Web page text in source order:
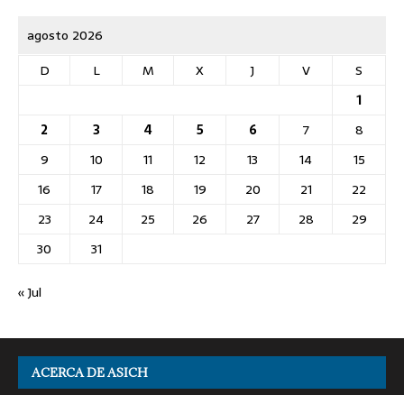
agosto 2026
D
L M X J V
S
1
2
3 4 5 6 7
8
9
10 11 12 13 14
15
16
17 18 19 20 21
22
23
24 25 26 27 28
29
30
31
« Jul
ACERCA DE ASICH